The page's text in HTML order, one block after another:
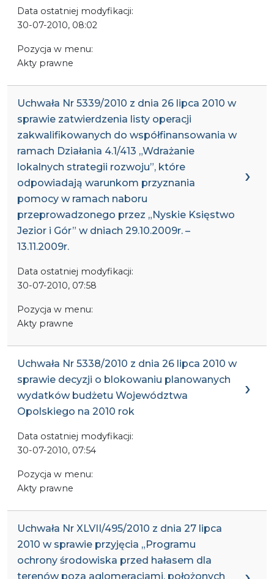
Data ostatniej modyfikacji:
30-07-2010, 08:02
Pozycja w menu:
Akty prawne
Uchwała Nr 5339/2010 z dnia 26 lipca 2010 w
sprawie zatwierdzenia listy operacji
zakwalifikowanych do współfinansowania w
ramach Działania 4.1/413 „Wdrażanie
lokalnych strategii rozwoju”, które
odpowiadają warunkom przyznania
pomocy w ramach naboru
przeprowadzonego przez „Nyskie Księstwo
Jezior i Gór” w dniach 29.10.2009r. –
13.11.2009r.
Data ostatniej modyfikacji:
30-07-2010, 07:58
Pozycja w menu:
Akty prawne
Uchwała Nr 5338/2010 z dnia 26 lipca 2010 w
sprawie decyzji o blokowaniu planowanych
wydatków budżetu Województwa
Opolskiego na 2010 rok
Data ostatniej modyfikacji:
30-07-2010, 07:54
Pozycja w menu:
Akty prawne
Uchwała Nr XLVII/495/2010 z dnia 27 lipca
2010 w sprawie przyjęcia „Programu
ochrony środowiska przed hałasem dla
terenów poza aglomeracjami, położonych